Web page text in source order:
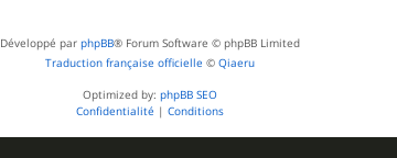
Développé par phpBB® Forum Software © phpBB Limited
Traduction française officielle © Qiaeru
Optimized by: phpBB SEO
Confidentialité | Conditions